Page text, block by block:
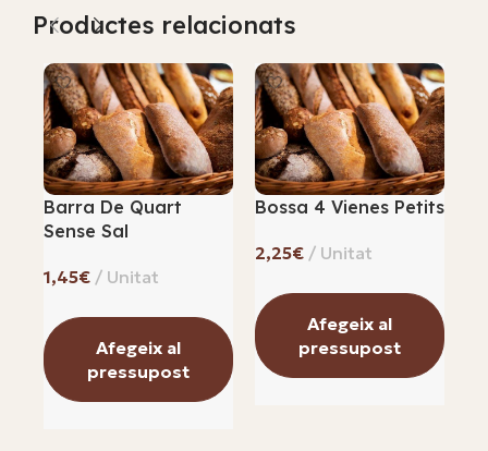
Productes relacionats
Barra De Quart
Sense Sal
€
Afegeix al
pressupost
Bossa 4 Vienes Petits
€
Afegeix al
pressupost